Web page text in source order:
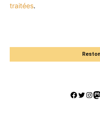
traitées.